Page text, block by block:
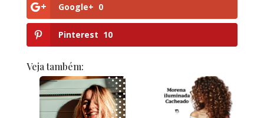
Google+ 0
Pinterest 10
Veja também: